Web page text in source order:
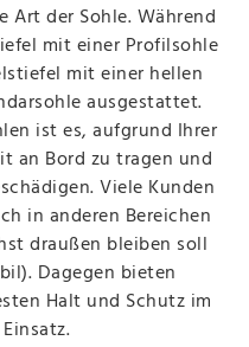
Art der Sohle. Während
mit einer Profilsohle
mit einer hellen
ausgestattet.
ist es, aufgrund Ihrer
an Bord zu tragen und
Viele Kunden
in anderen Bereichen
draußen bleiben soll
Dagegen bieten
Halt und Schutz im